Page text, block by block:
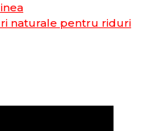
naturale pentru riduri